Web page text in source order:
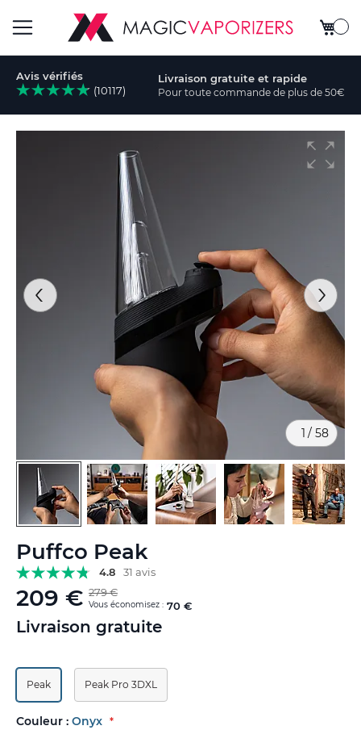
Basculer
la
navigation
Mon
Avis vérifiés
(10117)
Livraison gratuite et rapide
Pour toute commande de plus de 50€
Puffco Peak
4.8 31 avis
209 € 279 €
Vous économisez : 70 €
Livraison gratuite
Peak Peak Pro 3DXL
Couleur : Onyx
1 / 58
to
the
beginning
of
the
images